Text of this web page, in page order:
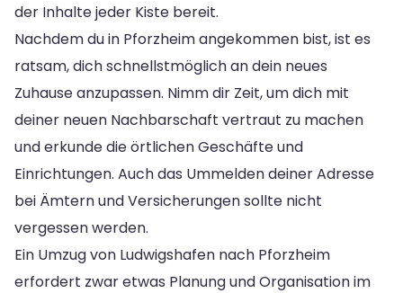
der Inhalte jeder Kiste bereit.
Nachdem du in Pforzheim angekommen bist, ist es
ratsam, dich schnellstmöglich an dein neues
Zuhause anzupassen. Nimm dir Zeit, um dich mit
deiner neuen Nachbarschaft vertraut zu machen
und erkunde die örtlichen Geschäfte und
Einrichtungen. Auch das Ummelden deiner Adresse
bei Ämtern und Versicherungen sollte nicht
vergessen werden.
Ein Umzug von Ludwigshafen nach Pforzheim
erfordert zwar etwas Planung und Organisation im